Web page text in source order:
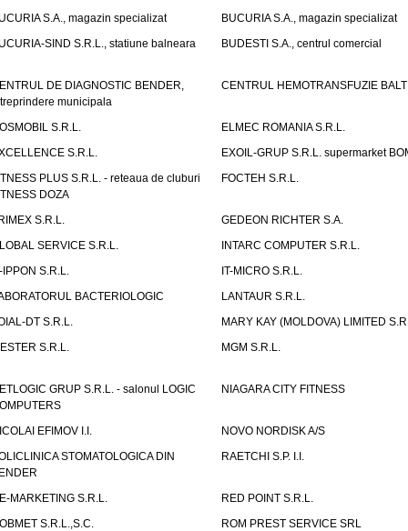
S.A., magazin specializat
BUCURIA S.A., magazin specializat
SIND S.R.L., statiune balneara
BUDESTI S.A., centrul comercial
DE DIAGNOSTIC BENDER,
municipala
CENTRUL HEMOTRANSFUZIE
S.R.L.
ELMEC ROMANIA S.R.L.
S.R.L.
EXOIL-GRUP S.R.L. supermarket
PLUS S.R.L. - reteaua de cluburi
DOZA
FOCTEH S.R.L.
S.R.L.
GEDEON RICHTER S.A.
SERVICE S.R.L.
INTARC COMPUTER S.R.L.
IPPON S.R.L.
IT-MICRO S.R.L.
BACTERIOLOGIC
LANTAUR S.R.L.
DT S.R.L.
MARY KAY (MOLDOVA) LIMITED
S.R.L.
MGM S.R.L.
GRUP S.R.L. - salonul LOGIC
NIAGARA CITY FITNESS
EFIMOV I.I.
NOVO NORDISK A/S
STOMATOLOGICA DIN
RAETCHI S.P. I.I.
MARKETING S.R.L.
RED POINT S.R.L.
S.R.L.,S.C.
ROM PREST SERVICE SRL